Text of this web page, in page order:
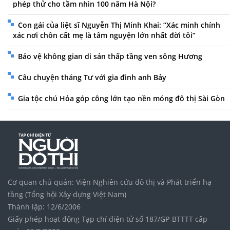
phép thử cho tầm nhìn 100 năm Hà Nội?
Con gái của liệt sĩ Nguyễn Thị Minh Khai: “Xác minh chính
xác nơi chôn cất mẹ là tâm nguyện lớn nhất đời tôi”
Bảo vệ không gian di sản thấp tầng ven sông Hương
Câu chuyện tháng Tư với gia đình anh Bảy
Gia tộc chú Hỏa góp công lớn tạo nền móng đô thị Sài Gòn
Cơ quan chủ quản: Viện Nghiên cứu đô thị và Phát triển hạ
tầng (Tổng hội Xây dựng Việt Nam)
Thành lập: 12/6/2006
Giấy phép hoạt động Tạp chí điện tử số 187/GP-BTTTT cấp